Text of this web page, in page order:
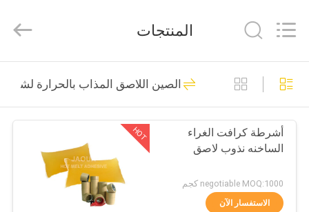
بيت
منتجات
Adhesive
Products
Rights
لاصقة PSA تذوب
الساخنة
105
المنتجات
الصين اللاصق المذاب بالحرارة
HOT
أشرطة كرافت الغراء
الساخنه نذوب لاصق
negotiable MOQ:1000 كجم
الاستفسار الآن